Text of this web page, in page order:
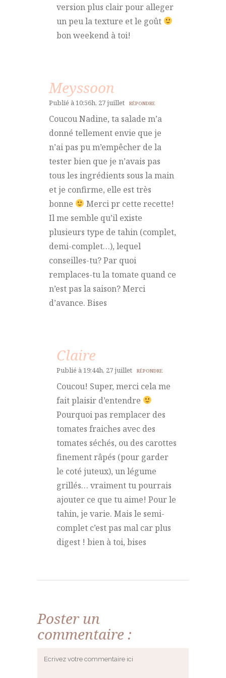
version plus clair pour alleger
un peu la texture et le goût
bon weekend à toi!
Meyssoon
Publié à 10:56h, 27 juillet RÉPONDRE
Coucou Nadine, ta salade m’a
donné tellement envie que je
n’ai pas pu m’empêcher de la
tester bien que je n’avais pas
tous les ingrédients sous la main
et je confirme, elle est très
bonne
Merci pr cette recette!
Il me semble qu’il existe
plusieurs type de tahin (complet,
demi-complet…), lequel
conseilles-tu? Par quoi
remplaces-tu la tomate quand ce
n’est pas la saison? Merci
d’avance. Bises
Claire
Publié à 19:44h, 27 juillet RÉPONDRE
Coucou! Super, merci cela me
fait plaisir d’entendre
Pourquoi pas remplacer des
tomates fraiches avec des
tomates séchés, ou des carottes
finement râpés (pour garder
le coté juteux), un légume
grillés… vraiment tu pourrais
ajouter ce que tu aime! Pour le
tahin, je varie. Mais le semi-
complet c’est pas mal car plus
digest ! bien à toi, bises
Poster un
commentaire :